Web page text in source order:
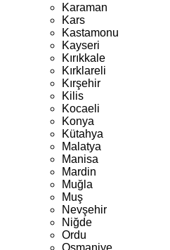
Karaman
Kars
Kastamonu
Kayseri
Kırıkkale
Kırklareli
Kırşehir
Kilis
Kocaeli
Konya
Kütahya
Malatya
Manisa
Mardin
Muğla
Muş
Nevşehir
Niğde
Ordu
Osmaniye